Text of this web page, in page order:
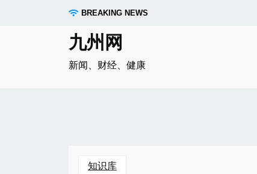
BREAKING NEWS
九州网
新闻、财经、健康
知识库